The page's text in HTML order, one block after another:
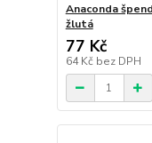
Anaconda
žlutá
77 Kč
64 Kč bez DPH